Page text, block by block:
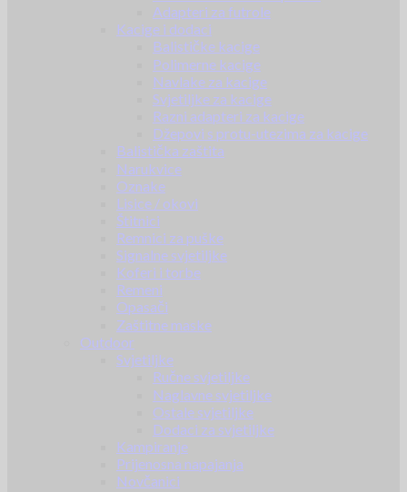
Adapteri za futrole
Kacige i dodaci
Balističke kacige
Polimerne kacige
Navlake za kacige
Svjetiljke za kacige
Razni adapteri za kacige
Džepovi s protu-utezima za kacige
Balistička zaštita
Narukvice
Oznake
Lisice / okovi
Štitnici
Remnici za puške
Signalne svjetiljke
Koferi i torbe
Remeni
Opasači
Zaštitne maske
Outdoor
Svjetiljke
Ručne svjetiljke
Naglavne svjetiljke
Ostale svjetiljke
Dodaci za svjetiljke
Kampiranje
Prijenosna napajanja
Novčanici